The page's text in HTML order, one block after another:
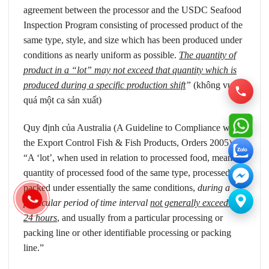
agreement between the processor and the USDC Seafood
Inspection Program consisting of processed product of the
same type, style, and size which has been produced under
conditions as nearly uniform as possible. The quantity of
product in a “lot” may not exceed that quantity which is
produced during a specific production shift” (không vượt
quá một ca sản xuất)
Quy định của Australia (A Guideline to Compliance with
the Export Control Fish & Fish Products, Orders 2005):
“A ‘lot’, when used in relation to processed food, means a
quantity of processed food of the same type, processed or
packed under essentially the same conditions, during a
particular period of time interval not generally exceeding
24 hours, and usually from a particular processing or
packing line or other identifiable processing or packing
line.”